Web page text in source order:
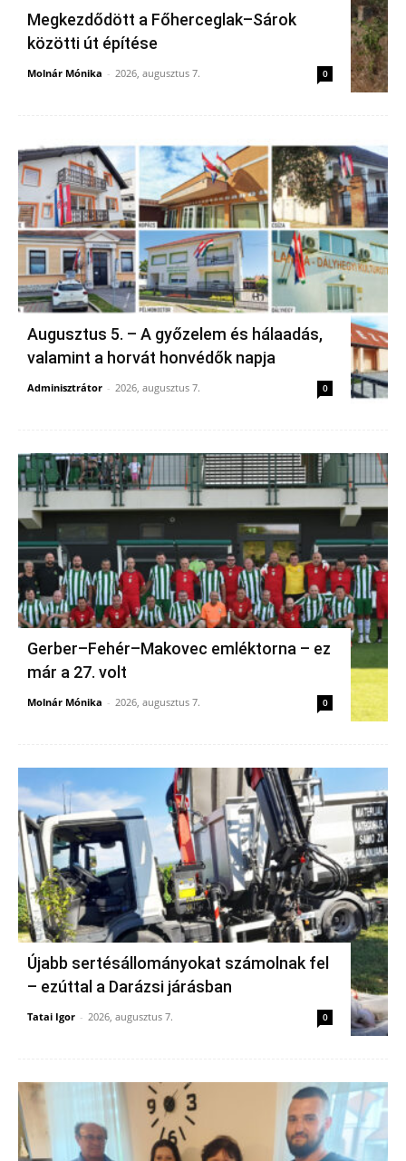
Megkezdődött a Főherceglak–Sárok
közötti út építése
Molnár Mónika - 2026, augusztus 7. 0
Augusztus 5. – A győzelem és hálaadás,
valamint a horvát honvédők napja
Adminisztrátor - 2026, augusztus 7. 0
Gerber–Fehér–Makovec emléktorna – ez
már a 27. volt
Molnár Mónika - 2026, augusztus 7. 0
Újabb sertésállományokat számolnak fel
– ezúttal a Darázsi járásban
Tatai Igor - 2026, augusztus 7. 0